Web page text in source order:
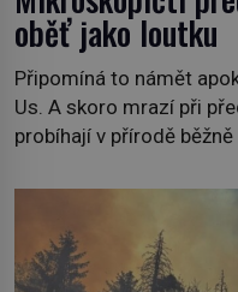
oběť jako loutku
Připomíná to námět
Us. A skoro mrazí při
probíhají v přírodě
dokáže ovládat jen
živočichy, než je
nemožného ani v naší